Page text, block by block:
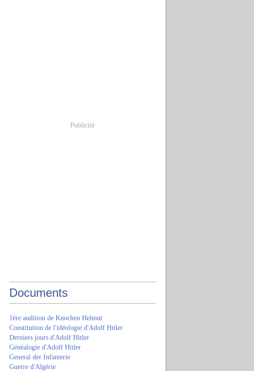
Publicité
Documents
1ère audition de Knochen Helmut
Constitution de l'idéologie d'Adolf Hitler
Derniers jours d'Adolf Hitler
Généalogie d'Adolf Hitler
General der Infanterie
Guerre d'Algérie